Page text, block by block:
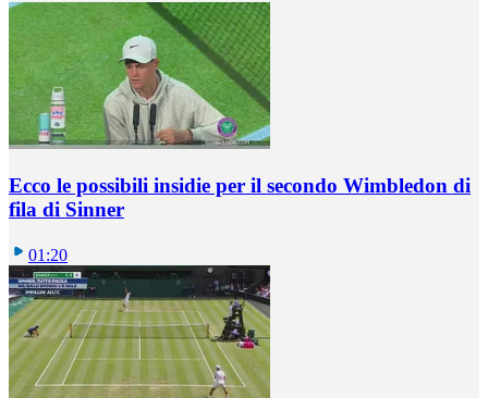
Ecco le possibili insidie per il secondo Wimbledon di
fila di Sinner
01:20